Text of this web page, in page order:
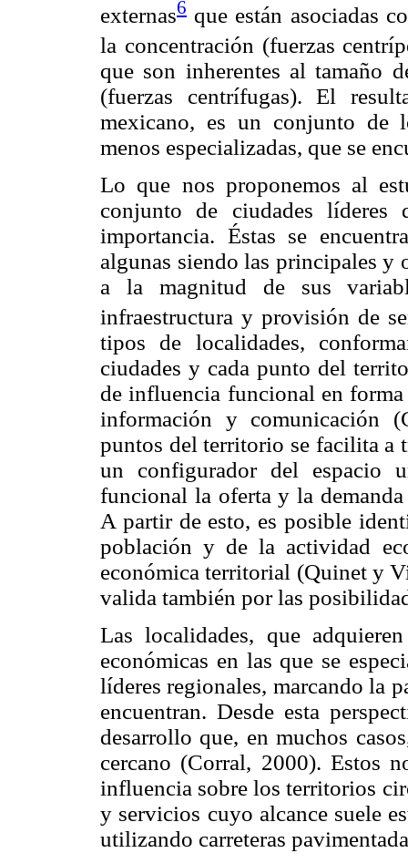
externas6 que están asociadas
la concentración (fuerzas
que son inherentes al tamaño
(fuerzas centrífugas). El
mexicano, es un conjunto de
menos especializadas, que se
Lo que nos proponemos al
conjunto de ciudades líderes
importancia. Éstas se
algunas siendo las principales
a la magnitud de sus
infraestructura y provisión de
tipos de localidades,
ciudades y cada punto del
de influencia funcional en
información y comunicación
puntos del territorio se facilita a
un configurador del espacio
funcional la oferta y la
A partir de esto, es posible
población y de la actividad
económica territorial (Quinet y
valida también por las
Las localidades, que
económicas en las que se
líderes regionales, marcando la
encuentran. Desde esta
desarrollo que, en muchos
cercano (Corral, 2000). Estos
influencia sobre los territorios
y servicios cuyo alcance suele
utilizando carreteras